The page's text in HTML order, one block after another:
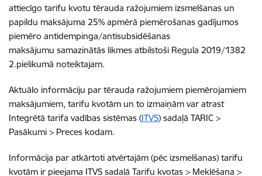
attiecīgo tarifu kvotu tērauda ražojumiem izsmelšanas un
papildu maksājuma 25% apmērā piemērošanas gadījumos
piemēro antidempinga/antisubsidēšanas
maksājumu samazinātās likmes atbilstoši Regula 2019/1382
2.pielikumā noteiktajam.
Aktuālo informāciju par tērauda ražojumiem piemērojamiem
maksājumiem, tarifu kvotām un to izmaiņām var atrast
Integrētā tarifa vadības sistēmas (ITVS) sadaļā TARIC >
Pasākumi > Preces kodam.
Informācija par atkārtoti atvērtajām (pēc izsmelšanas) tarifu
kvotām ir pieejama ITVS sadaļā Tarifu kvotas > Meklēšana >